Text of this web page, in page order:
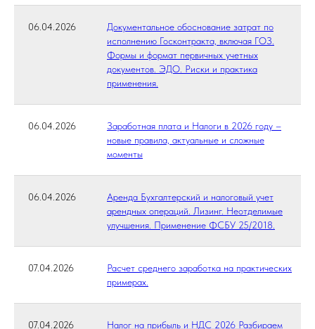
06.04.2026
Документальное обоснование затрат по
исполнению Госконтракта, включая ГОЗ.
Формы и формат первичных учетных
документов. ЭДО. Риски и практика
применения.
06.04.2026
Заработная плата и Налоги в 2026 году –
новые правила, актуальные и сложные
моменты
06.04.2026
Аренда Бухгалтерский и налоговый учет
арендных операций. Лизинг. Неотделимые
улучшения. Применение ФСБУ 25/2018.
07.04.2026
Расчет среднего заработка на практических
примерах.
07.04.2026
Налог на прибыль и НДС 2026 Разбираем